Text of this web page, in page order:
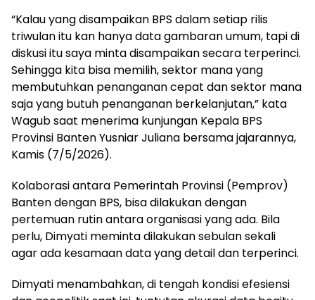
“Kalau yang disampaikan BPS dalam setiap rilis
triwulan itu kan hanya data gambaran umum, tapi di
diskusi itu saya minta disampaikan secara terperinci.
Sehingga kita bisa memilih, sektor mana yang
membutuhkan penanganan cepat dan sektor mana
saja yang butuh penanganan berkelanjutan,” kata
Wagub saat menerima kunjungan Kepala BPS
Provinsi Banten Yusniar Juliana bersama jajarannya,
Kamis (7/5/2026).
Kolaborasi antara Pemerintah Provinsi (Pemprov)
Banten dengan BPS, bisa dilakukan dengan
pertemuan rutin antara organisasi yang ada. Bila
perlu, Dimyati meminta dilakukan sebulan sekali
agar ada kesamaan data yang detail dan terperinci.
Dimyati menambahkan, di tengah kondisi efesiensi